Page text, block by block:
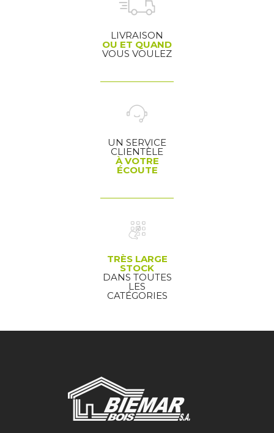
LIVRAISON
OU ET QUAND
VOUS VOULEZ
UN SERVICE
CLIENTÈLE
À VOTRE
ÉCOUTE
TRÈS LARGE
STOCK
DANS TOUTES
LES
CATÉGORIES